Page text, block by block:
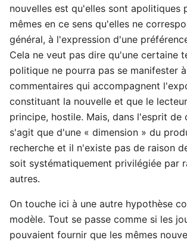
nouvelles est qu'elles sont apolitiques
mêmes en ce sens qu'elles ne
général, à l'expression d'une
Cela ne veut pas dire qu'une certaine
politique ne pourra pas se manifester
commentaires qui accompagnent
constituant la nouvelle et que le
principe, hostile. Mais, dans l'esprit de
s'agit que d'une « dimension » du
recherche et il n'existe pas de raison
soit systématiquement privilégiée par
autres.
On touche ici à une autre hypothèse
modèle. Tout se passe comme si les
pouvaient fournir que les mêmes